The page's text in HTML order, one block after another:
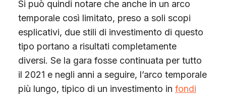
Si può quindi notare che anche in un arco
temporale così limitato, preso a soli scopi
esplicativi, due stili di investimento di questo
tipo portano a risultati completamente
diversi. Se la gara fosse continuata per tutto
il 2021 e negli anni a seguire, l’arco temporale
più lungo, tipico di un investimento in fondi